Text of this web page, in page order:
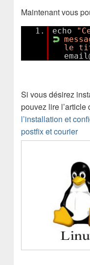
Maintenant vous
1. echo
le
Si vous désirez
pouvez lire l’article
l’installation et
postfix et courier